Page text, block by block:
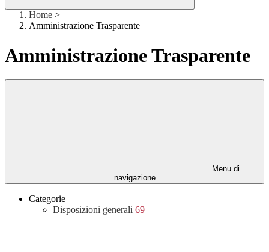
Home >
Amministrazione Trasparente
Amministrazione Trasparente
Menu di
navigazione
Categorie
Disposizioni generali 69